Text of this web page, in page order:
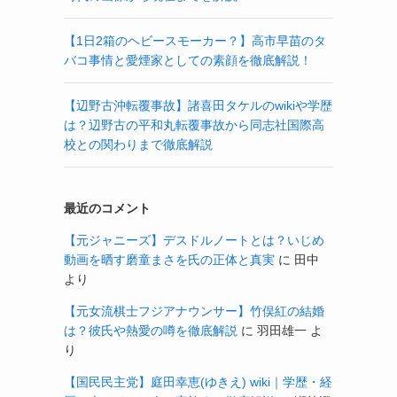
【1日2箱のヘビースモーカー？】高市早苗のタ
バコ事情と愛煙家としての素顔を徹底解説！
【辺野古沖転覆事故】諸喜田タケルのwikiや学歴
は？辺野古の平和丸転覆事故から同志社国際高
校との関わりまで徹底解説
最近のコメント
【元ジャニーズ】デスドルノートとは？いじめ
動画を晒す磨童まさを氏の正体と真実 に 田中
より
【元女流棋士フジアナウンサー】竹俣紅の結婚
は？彼氏や熱愛の噂を徹底解説 に 羽田雄一 よ
り
【国民民主党】庭田幸恵(ゆきえ) wiki｜学歴・経